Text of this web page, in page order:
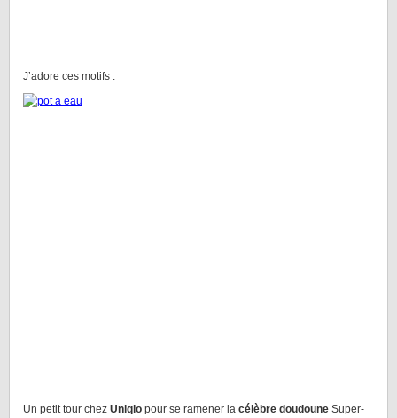
J’adore ces motifs :
Un petit tour chez Uniqlo pour se ramener la célèbre doudoune Super-